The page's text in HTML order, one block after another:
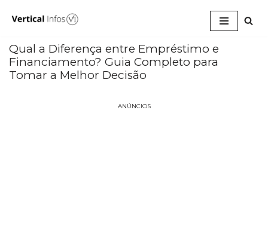
para
o
conteúdo
Qual a Diferença entre Empréstimo e
Financiamento? Guia Completo para
Tomar a Melhor Decisão
ANÚNCIOS